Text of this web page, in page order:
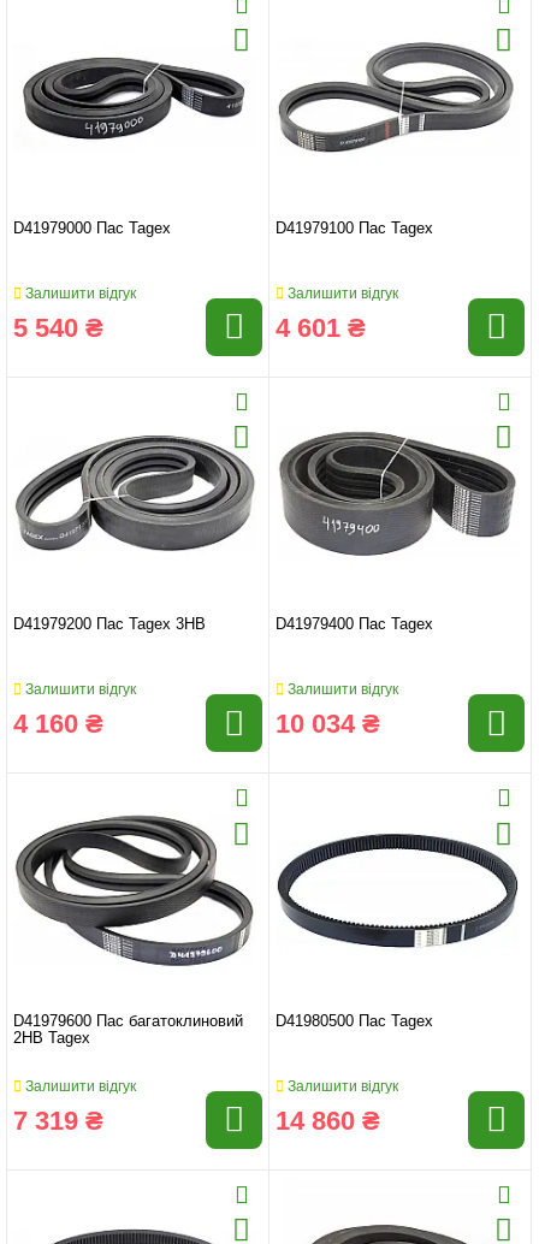
D41979000 Пас Tagex
Залишити відгук
5 540 ₴
D41979100 Пас Tagex
Залишити відгук
4 601 ₴
D41979200 Пас Tagex 3HB
Залишити відгук
4 160 ₴
D41979400 Пас Tagex
Залишити відгук
10 034 ₴
D41979600 Пас багатоклиновий
2HB Tagex
Залишити відгук
7 319 ₴
D41980500 Пас Tagex
Залишити відгук
14 860 ₴